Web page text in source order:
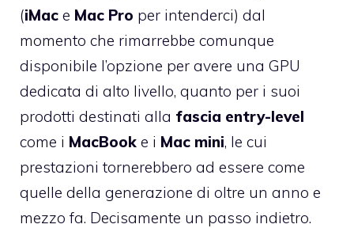
(iMac e Mac Pro per intenderci) dal
momento che rimarrebbe comunque
disponibile l’opzione per avere una GPU
dedicata di alto livello, quanto per i suoi
prodotti destinati alla fascia entry-level
come i MacBook e i Mac mini, le cui
prestazioni tornerebbero ad essere come
quelle della generazione di oltre un anno e
mezzo fa. Decisamente un passo indietro.